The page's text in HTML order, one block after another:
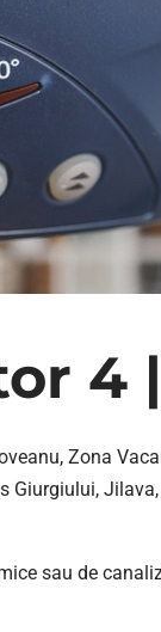
4 |
Zona
Giurgiului,
sau de